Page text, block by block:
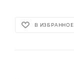
В ИЗБРАННОЕ